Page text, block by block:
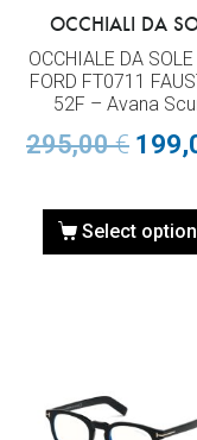
OCCHIALI DA
OCCHIALE DA
FORD FT0711
52F – Avana
295,00€
Select